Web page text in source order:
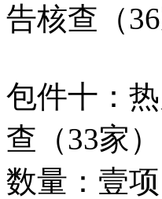
告核查（
包件十：
查（33家）
数量：壹项